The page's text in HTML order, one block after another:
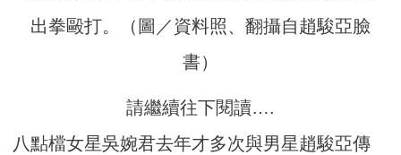
出拳毆打。（圖／資料照、翻攝自趙駿亞臉
書）
請繼續往下閱讀….
八點檔女星吳婉君去年才多次與男星趙駿亞傳